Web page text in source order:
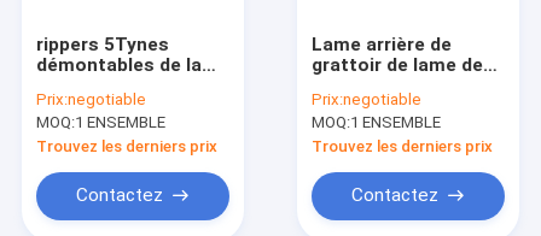
rippers 5Tynes
démontables de lame
de la CE 145kg
évaluant la lame de
boîte
Prix:negotiable
MOQ:1 ENSEMBLE
Trouvez les derniers prix
Contactez
Lame arrière de
grattoir de lame de
tracteur 140kg de
Qianyi 1050mm
Prix:negotiable
MOQ:1 ENSEMBLE
Trouvez les derniers prix
Contactez